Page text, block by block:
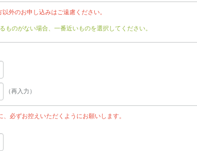
外のお申し込みはご遠慮ください。
ものがない場合、一番近いものを選択してください。
（再入力）
必ずお控えいただくようにお願いします。